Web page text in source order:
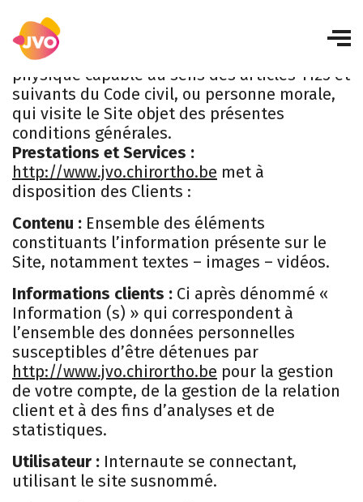
Définitions
Client :
physique capable au sens des articles 1123 et
suivants du Code civil, ou personne morale,
qui visite le Site objet des présentes
conditions générales.
Prestations et Services :
http://www.jvo.chirortho.be met à
disposition des Clients :
Contenu : Ensemble des éléments
constituants l’information présente sur le
Site, notamment textes – images – vidéos.
Informations clients : Ci après dénommé «
Information (s) » qui correspondent à
l’ensemble des données personnelles
susceptibles d’être détenues par
http://www.jvo.chirortho.be pour la gestion
de votre compte, de la gestion de la relation
client et à des fins d’analyses et de
statistiques.
Utilisateur : Internaute se connectant,
utilisant le site susnommé.